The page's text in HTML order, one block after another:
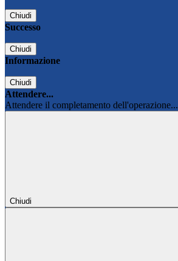
Chiudi
Successo
Chiudi
Informazione
Chiudi
Attendere...
Attendere il completamento dell'operazione...
Chiudi